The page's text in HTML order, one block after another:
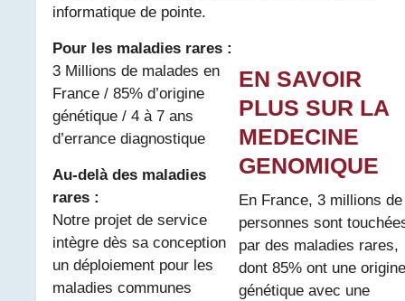
informatique de pointe.
Pour les maladies rares :
3 Millions de malades en
France / 85% d’origine
génétique / 4 à 7 ans
d’errance diagnostique
Au-delà des maladies
rares :
Notre projet de service
intègre dès sa conception
un déploiement pour les
maladies communes
EN SAVOIR
PLUS SUR LA
MEDECINE
GENOMIQUE
En France, 3 millions de
personnes sont
par des maladies rares,
dont 85% ont une origine
génétique avec une